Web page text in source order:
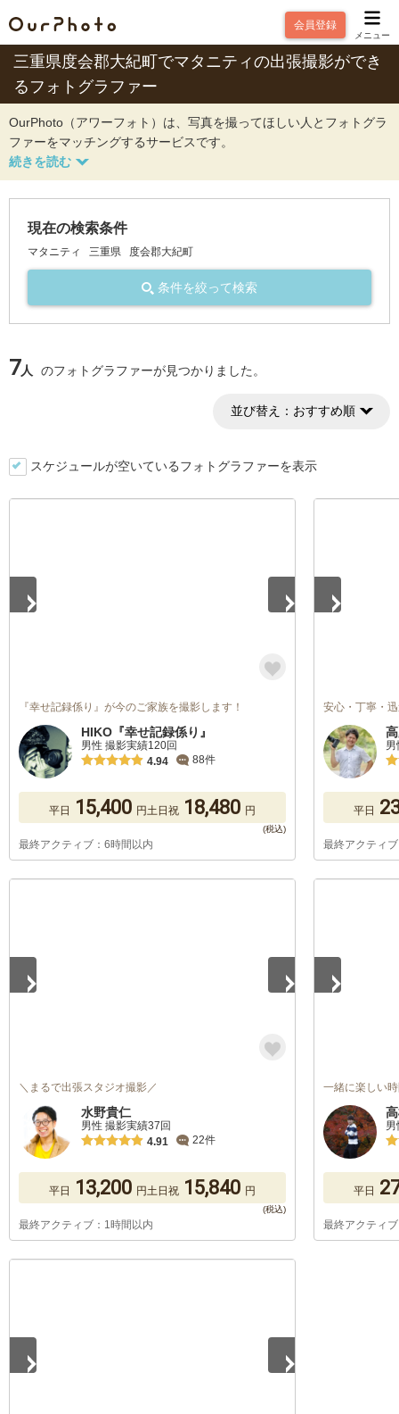
会員登録
メニュー
三重県度会郡大紀町でマタニティの出張撮影ができ
るフォトグラファー
OurPhoto（アワーフォト）は、写真を撮ってほしい人とフォトグラ
ファーをマッチングするサービスです。
現在の検索条件
マタニティ 三重県 度会郡大紀町
条件を絞って検索
7人 のフォトグラファーが見つかりました。
並び替え： おすすめ順
スケジュールが空いているフォトグラファーを表示
『幸せ記録係り』が今のご家族を撮影します！
HIKO『幸せ記録係り』
男性 撮影実績120回
4.94
88件
平日 15,400 円土日祝 18,480 円
最終アクティブ：6時間以内
安心・丁寧・
平日
最終アクティ
＼まるで出張スタジオ撮影／
水野貴仁
男性 撮影実績37回
4.91
22件
平日 13,200 円土日祝 15,840 円
最終アクティブ：1時間以内
一緒に楽しい
男
平日
最終アクティ